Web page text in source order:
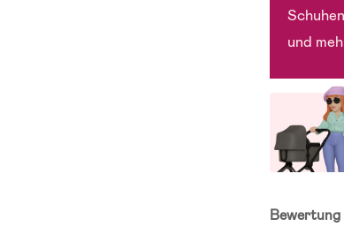
und
Bewertung